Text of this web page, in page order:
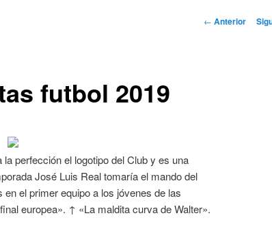
Navegación
← Anterior
futbol 2019
perfección el logotipo del Club y es una
José Luis Real tomaría el mando del
el primer equipo a los jóvenes de las
europea». ↑ «La maldita curva de Walter».